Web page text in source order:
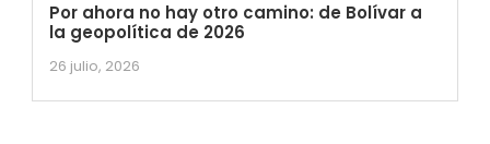
Por ahora no hay otro camino: de Bolívar a
la geopolítica de 2026
26 julio, 2026